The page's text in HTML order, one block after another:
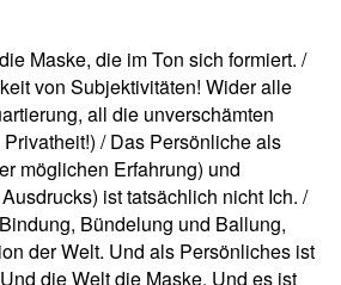
Maske, die im Ton sich formiert. /
von Subjektivitäten! Wider alle
all die unverschämten
/ Das Persönliche als
möglichen Erfahrung) und
ist tatsächlich nicht Ich. /
Bündelung und Ballung,
der Welt. Und als Persönliches ist
die Welt die Maske. Und es ist